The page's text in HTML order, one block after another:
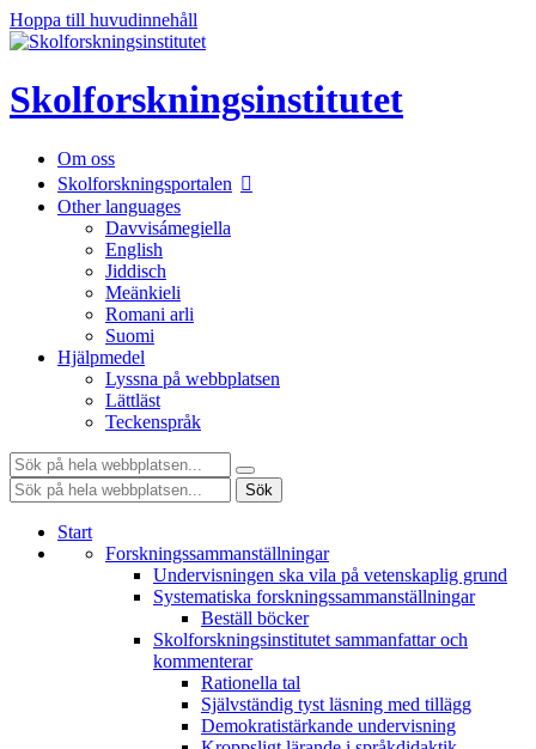
Hoppa till huvudinnehåll
Skolforskningsinstitutet
Om oss
Skolforskningsportalen
Other languages
Davvisámegiella
English
Jiddisch
Meänkieli
Romani arli
Suomi
Hjälpmedel
Lyssna på webbplatsen
Lättläst
Teckenspråk
Sök:
Sök:
Sök
Start
Forskningssammanställningar
Undervisningen ska vila på vetenskaplig grund
Systematiska forskningssammanställningar
Beställ böcker
Skolforskningsinstitutet sammanfattar och
kommenterar
Rationella tal
Självständig tyst läsning med tillägg
Demokratistärkande undervisning